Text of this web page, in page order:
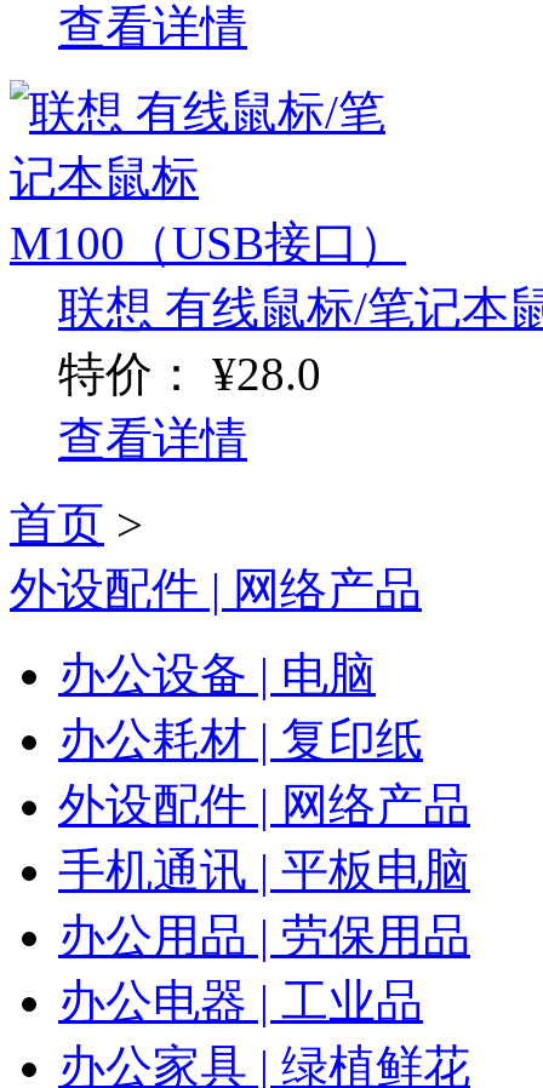
查看详情
联想 有线鼠标/笔记本
特价：
¥28.0
查看详情
首页 >
外设配件 | 网络产品
办公设备 | 电脑
办公耗材 | 复印纸
外设配件 | 网络产品
手机通讯 | 平板电脑
办公用品 | 劳保用品
办公电器 | 工业品
办公家具 | 绿植鲜花